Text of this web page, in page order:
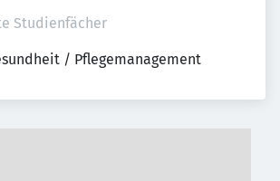
Studienfächer
/ Pflegemanagement